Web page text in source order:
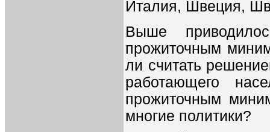
Италия, Швеция,
Выше
прожиточным
ли считать
работающего
прожиточным
многие политики?